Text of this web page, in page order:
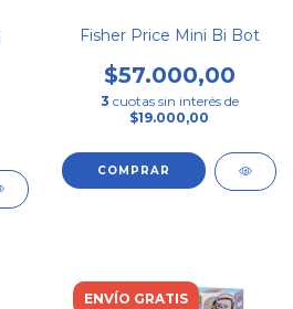
Fisher Price Mini Bi Bot
$57.000,00
3 cuotas sin interés de
$19.000,00
ENVÍO GRATIS